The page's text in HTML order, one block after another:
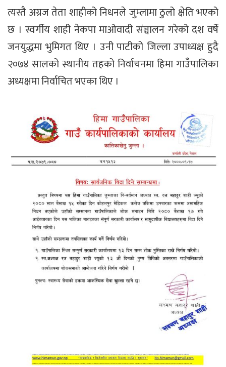
त्यस्तै अग्रज तेता शाहीको निधनले जुम्लामा ठुलो क्षेति भएको
छ । स्वर्गीय शाही नेकपा माओवादी संञ्चालन गरेको दश वर्षे
जनयुद्धमा भुमिगत थिए । उनी पाटीको जिल्ला उपाध्यक्ष हुदै
२०७४ सालको स्थानीय तहको निर्वाचनमा हिमा गाउँपालिका
अध्यक्षमा निर्वाचित भएका थिए ।